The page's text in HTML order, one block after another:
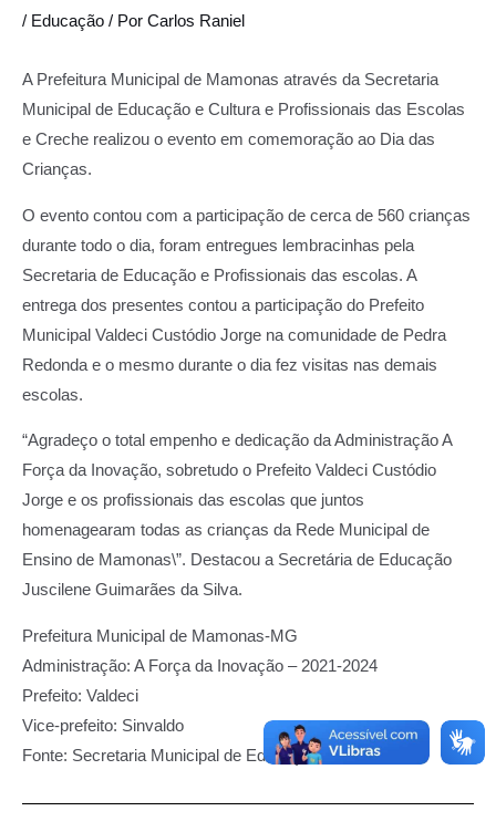
/ Educação / Por Carlos Raniel
A Prefeitura Municipal de Mamonas através da Secretaria
Municipal de Educação e Cultura e Profissionais das Escolas
e Creche realizou o evento em comemoração ao Dia das
Crianças.
O evento contou com a participação de cerca de 560 crianças
durante todo o dia, foram entregues lembracinhas pela
Secretaria de Educação e Profissionais das escolas. A
entrega dos presentes contou a participação do Prefeito
Municipal Valdeci Custódio Jorge na comunidade de Pedra
Redonda e o mesmo durante o dia fez visitas nas demais
escolas.
“Agradeço o total empenho e dedicação da Administração A
Força da Inovação, sobretudo o Prefeito Valdeci Custódio
Jorge e os profissionais das escolas que juntos
homenagearam todas as crianças da Rede Municipal de
Ensino de Mamonas\”. Destacou a Secretária de Educação
Juscilene Guimarães da Silva.
Prefeitura Municipal de Mamonas-MG
Administração: A Força da Inovação – 2021-2024
Prefeito: Valdeci
Vice-prefeito: Sinvaldo
Fonte: Secretaria Municipal de Educação e Cultura